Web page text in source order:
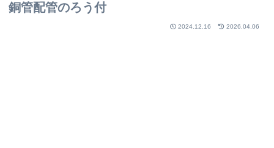
銅管配管のろう付
2024.12.16 2026.04.06